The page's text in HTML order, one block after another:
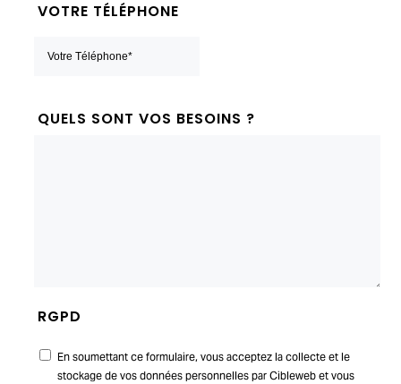
VOTRE TÉLÉPHONE
QUELS SONT VOS BESOINS ?
RGPD
En soumettant ce formulaire, vous acceptez la collecte et le
stockage de vos données personnelles par Cibleweb et vous